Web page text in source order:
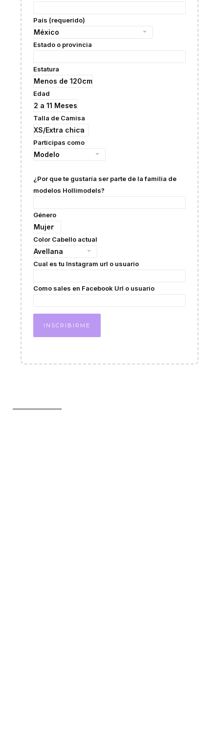
País (requerido)
Estado o provincia
Estatura
Edad
Talla de Camisa
Participas como
¿Por que te gustaría ser parte de la familia de
modelos Hollimodels?
Género
Color Cabello actual
Cual es tu Instagram url o usuario
Como sales en Facebook Url o usuario